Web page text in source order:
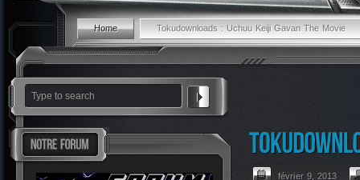
Home Tokudownloads : Uchuu Keiji Gavan The Movie
février 9, 2013